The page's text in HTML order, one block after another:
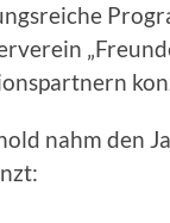
nahm den